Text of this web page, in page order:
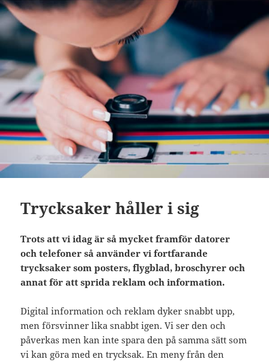
Trycksaker håller i sig
Trots att vi idag är så mycket framför datorer
och telefoner så använder vi fortfarande
trycksaker som posters, flygblad, broschyrer och
annat för att sprida reklam och information.
Digital information och reklam dyker snabbt upp,
men försvinner lika snabbt igen. Vi ser den och
påverkas men kan inte spara den på samma sätt som
vi kan göra med en trycksak. En meny från den